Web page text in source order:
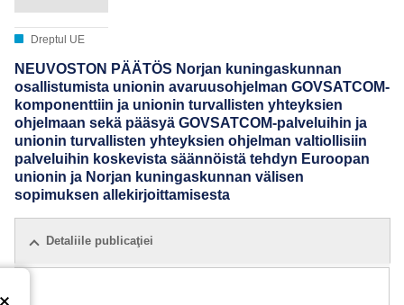
Dreptul UE
NEUVOSTON PÄÄTÖS Norjan kuningaskunnan
osallistumista unionin avaruusohjelman GOVSATCOM-
komponenttiin ja unionin turvallisten yhteyksien
ohjelmaan sekä pääsyä GOVSATCOM-palveluihin ja
unionin turvallisten yhteyksien ohjelman valtiollisiin
palveluihin koskevista säännöistä tehdyn Euroopan
unionin ja Norjan kuningaskunnan välisen
sopimuksen allekirjoittamisesta
Detaliile publicaţiei